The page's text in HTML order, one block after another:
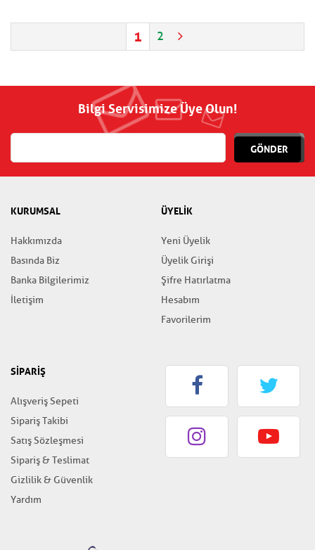
1 2
Bilgi Servisimize Üye Olun!
GÖNDER
KURUMSAL
Hakkımızda
Basında Biz
Banka Bilgilerimiz
İletişim
ÜYELİK
Yeni Üyelik
Üyelik Girişi
Şifre Hatırlatma
Hesabım
Favorilerim
SİPARİŞ
Alışveriş Sepeti
Sipariş Takibi
Satış Sözleşmesi
Sipariş & Teslimat
Gizlilik & Güvenlik
Yardım